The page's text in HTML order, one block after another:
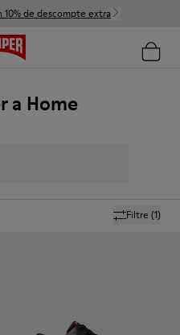
de descompte extra
a Home
Filtre (1)